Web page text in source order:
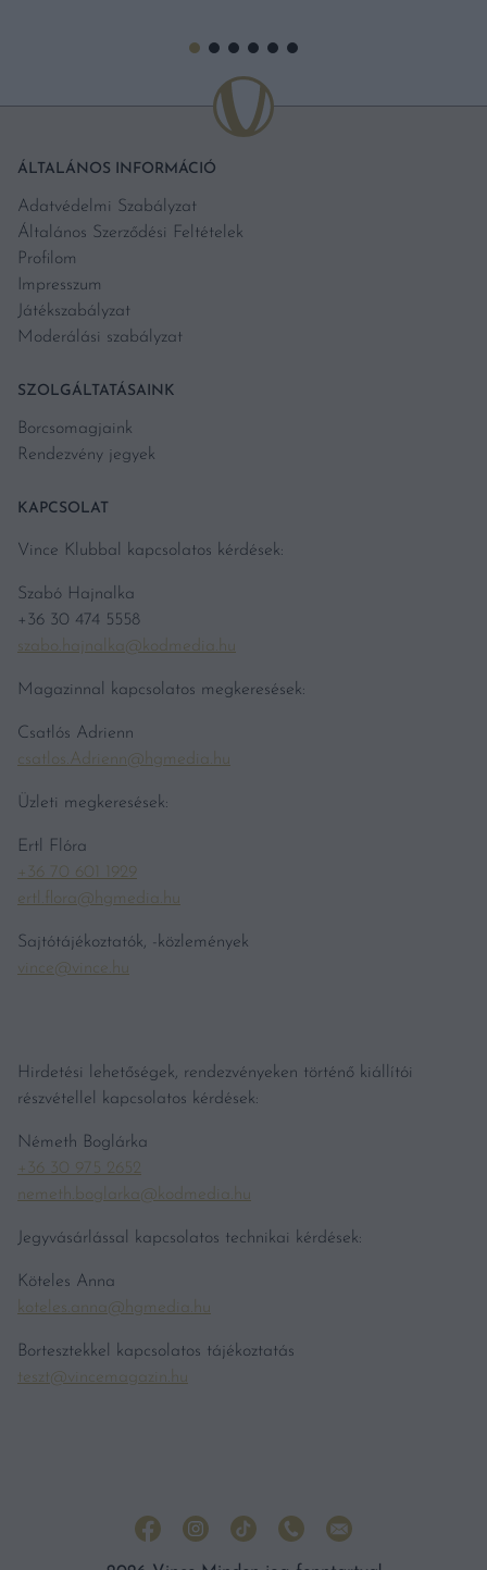
ÁLTALÁNOS INFORMÁCIÓ
Adatvédelmi Szabályzat
Általános Szerződési Feltételek
Profilom
Impresszum
Játékszabályzat
Moderálási szabályzat
SZOLGÁLTATÁSAINK
Borcsomagjaink
Rendezvény jegyek
KAPCSOLAT
Vince Klubbal kapcsolatos kérdések:
Szabó Hajnalka
+36 30 474 5558
szabo.hajnalka@kodmedia.hu
Magazinnal kapcsolatos megkeresések:
Csatlós Adrienn
csatlos.Adrienn@hgmedia.hu
Üzleti megkeresések:
Ertl Flóra
+36 70 601 1929
ertl.flora@hgmedia.hu
Sajtótájékoztatók, -közlemények
vince@vince.hu
Hirdetési lehetőségek, rendezvényeken történő kiállítói
részvétellel kapcsolatos kérdések:
Németh Boglárka
+36 30 975 2652
nemeth.boglarka@kodmedia.hu
Jegyvásárlással kapcsolatos technikai kérdések:
Köteles Anna
koteles.anna@hgmedia.hu
Bortesztekkel kapcsolatos tájékoztatás
teszt@vincemagazin.hu